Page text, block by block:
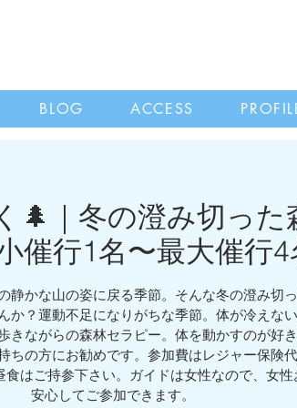
BLOG ACCESS
🌲｜冬の澄み切った
催行1名〜最大催行4
静かな山の姿に戻る季節。そんな冬の澄み切
か？運動不足になりがちな季節。体が冷えな
きながらの森林セラピー。体を動かすのが好
ちの方にお勧めです。参加費はレジャー保険
食はご持参下さい。ガイドは女性なので、女性
安心してご参加できます。